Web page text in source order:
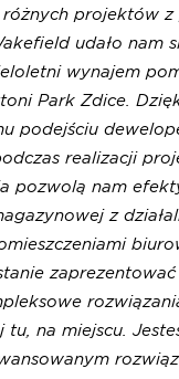
projektów
udało nam
wynajem
Park Zdice.
podejściu
realizacji
pozwolą nam
z
zaprezentować
tu, na miejscu.